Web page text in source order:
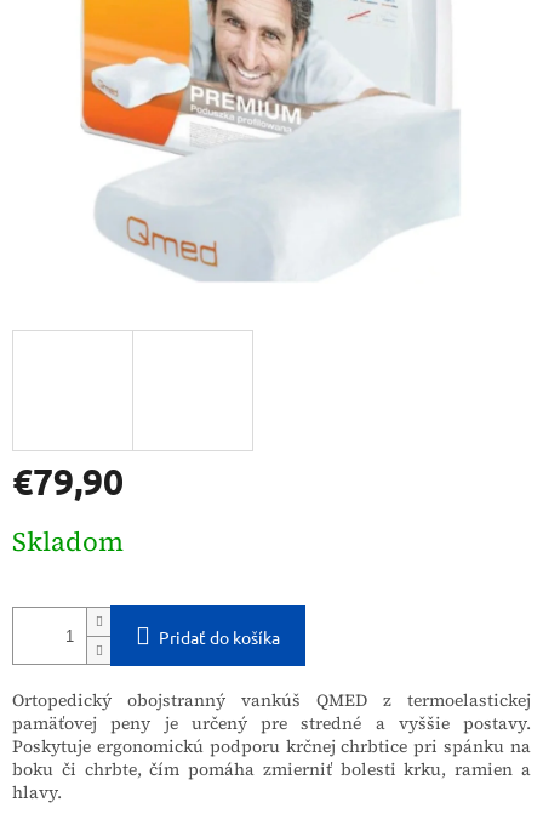
€79,90
cena:
Skladom
Pridať do košíka
Ortopedický obojstranný vankúš QMED z termoelastickej
pamäťovej peny je určený pre stredné a vyššie postavy.
Poskytuje ergonomickú podporu krčnej chrbtice pri spánku na
boku či chrbte, čím pomáha zmierniť bolesti krku, ramien a
hlavy.